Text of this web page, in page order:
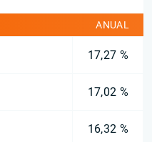
ANUAL
17,27 %
17,02 %
16,32 %